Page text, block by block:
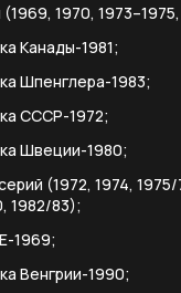
1970, 1973–1975,
Канады-1981;
Шпенглера-1983;
СССР-1972;
Швеции-1980;
(1972, 1974,
1982/83);
1969;
Венгрии-1990;